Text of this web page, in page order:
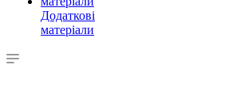
Додаткові
матеріали